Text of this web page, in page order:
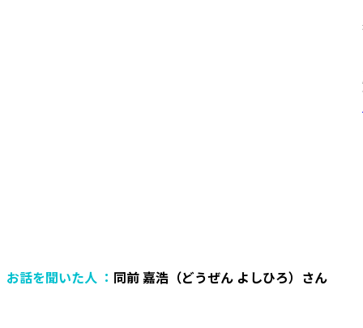
お話を聞いた人 ： 同前 嘉浩（どうぜん よしひろ）さん